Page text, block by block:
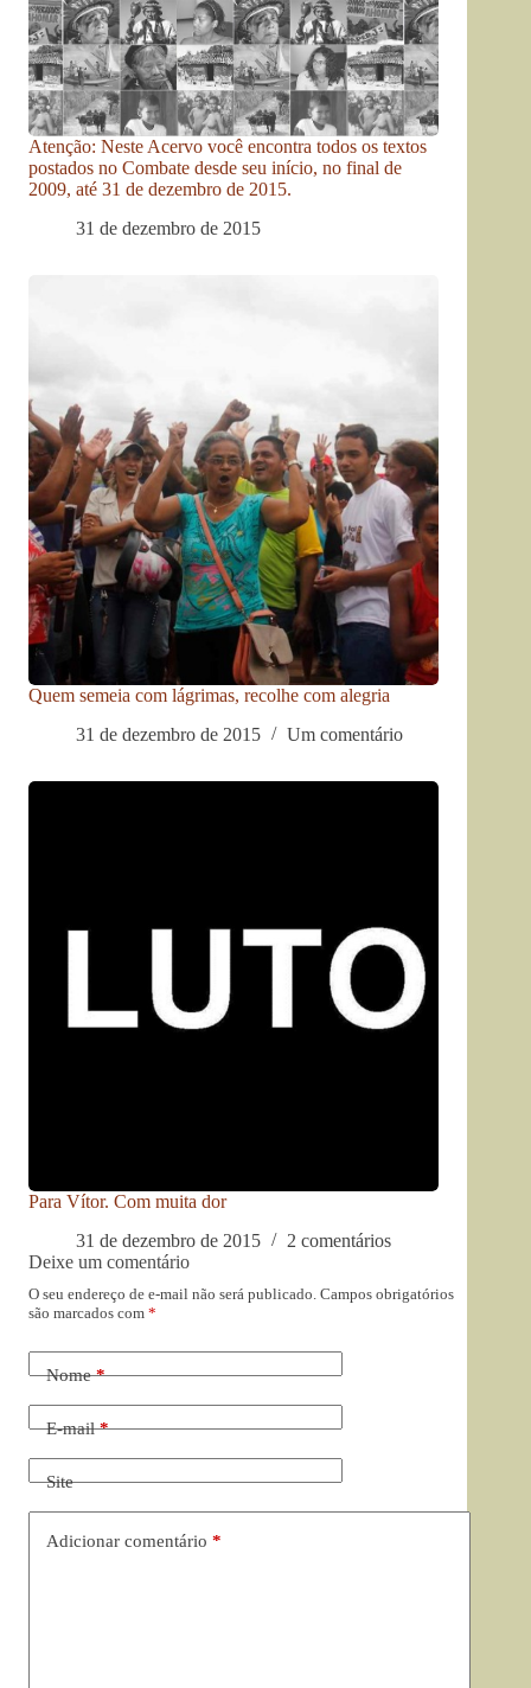
Atenção: Neste Acervo você encontra todos os textos
postados no Combate desde seu início, no final de
2009, até 31 de dezembro de 2015.
31 de dezembro de 2015
Quem semeia com lágrimas, recolhe com alegria
31 de dezembro de 2015
Um comentário
Para Vítor. Com muita dor
31 de dezembro de 2015
2 comentários
Deixe um comentário
O seu endereço de e-mail não será publicado. Campos obrigatórios
são marcados com *
Nome*
E-mail*
Site
Adicionar comentário *